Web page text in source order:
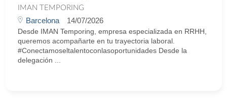
IMAN TEMPORING
Barcelona 14/07/2026
Desde IMAN Temporing, empresa especializada en RRHH,
queremos acompañarte en tu trayectoria laboral.
#Conectamoseltalentoconlasoportunidades Desde la
delegación ...